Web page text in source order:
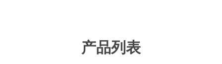
产品列表